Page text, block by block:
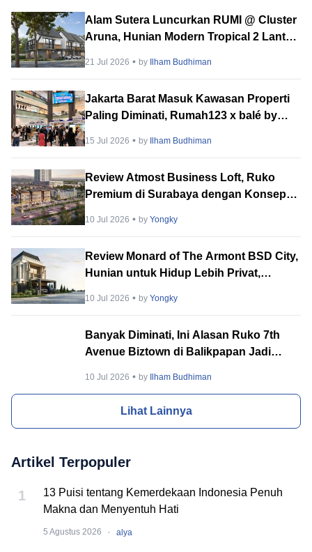
Alam Sutera Luncurkan RUMI @ Cluster
Aruna, Hunian Modern Tropical 2 Lantai
21 Jul 2026 by Ilham Budhiman
Jakarta Barat Masuk Kawasan Properti
Paling Diminati, Rumah123 x balé by
Puluhan Developer
15 Jul 2026 by Ilham Budhiman
Review Atmost Business Loft, Ruko
Premium di Surabaya dengan Konsep
10 Jul 2026 byYongky
Review Monard of The Armont BSD City,
Hunian untuk Hidup Lebih Privat,
10 Jul 2026 byYongky
Banyak Diminati, Ini Alasan Ruko 7th
Avenue Biztown di Balikpapan Jadi
10 Jul 2026 by Ilham Budhiman
Lihat Lainnya
Artikel Terpopuler
1
13 Puisi tentang Kemerdekaan Indonesia Penuh
Makna dan Menyentuh Hati
5 Agustus 2026 · alya